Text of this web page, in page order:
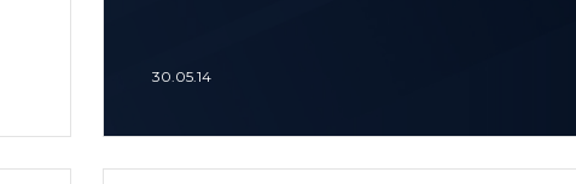
30.05.14